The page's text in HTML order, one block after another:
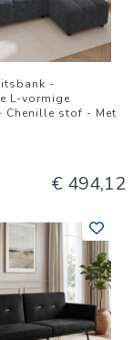
-
L-vormige
Chenille stof - Met
€ 494,12